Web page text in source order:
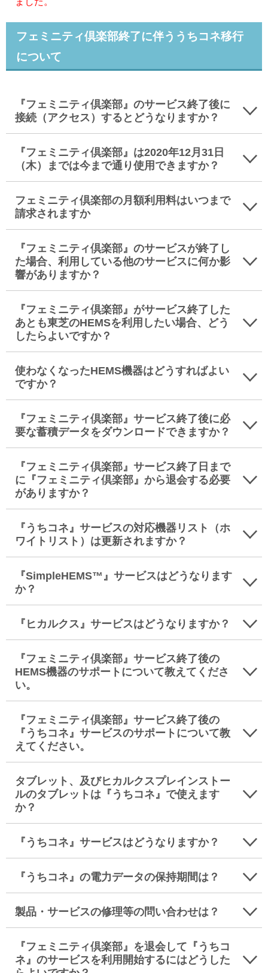
フェミニティ倶楽部終了に伴ううちコネ移行
について
『フェミニティ倶楽部』のサービス終了後に
接続（アクセス）するとどうなりますか？
『フェミニティ倶楽部』は2020年12月31日
（木）までは今まで通り使用できますか？
フェミニティ倶楽部の月額利用料はいつまで
請求されますか
『フェミニティ倶楽部』のサービスが終了し
た場合、利用している他のサービスに何か影
響がありますか？
『フェミニティ倶楽部』がサービス終了した
あとも東芝のHEMSを利用したい場合、どう
したらよいですか？
使わなくなったHEMS機器はどうすればよい
ですか？
『フェミニティ倶楽部』サービス終了後に必
要な蓄積データをダウンロードできますか？
『フェミニティ倶楽部』サービス終了日まで
に『フェミニティ倶楽部』から退会する必要
がありますか？
『うちコネ』サービスの対応機器リスト（ホ
ワイトリスト）は更新されますか？
『SimpleHEMS™』サービスはどうなります
か？
『ヒカルクス』サービスはどうなりますか？
『フェミニティ倶楽部』サービス終了後の
HEMS機器のサポートについて教えてくださ
い。
『フェミニティ倶楽部』サービス終了後の
『うちコネ』サービスのサポートについて教
えてください。
タブレット、及びヒカルクスプレインストー
ルのタブレットは『うちコネ』で使えます
か？
『うちコネ』サービスはどうなりますか？
『うちコネ』の電力データの保持期間は？
製品・サービスの修理等の問い合わせは？
『フェミニティ倶楽部』を退会して『うちコ
ネ』のサービスを利用開始するにはどうした